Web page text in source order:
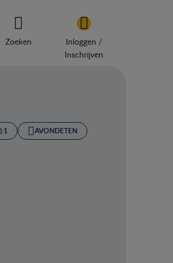
Zoeken
Inloggen /
Inschrijven
1 AVONDETEN